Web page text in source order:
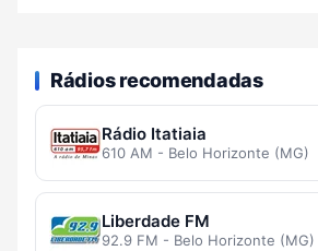
Rádios recomendadas
Rádio Itatiaia
610 AM - Belo Horizonte (MG)
Liberdade FM
92.9 FM - Belo Horizonte (MG)